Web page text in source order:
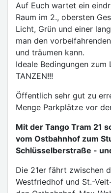
Auf Euch wartet ein
Raum im 2., obersten
Licht, Grün und einer
man den
und träumen kann.
Ideale Bedingungen zum
TANZEN!!!
Öffentlich sehr gut zu
Menge Parkplätze vor
Mit der Tango Tram 21
vom Ostbahnhof zum
Schlüsselberstraße -
Die 21er fährt zwischen
Westfriedhof und St.-